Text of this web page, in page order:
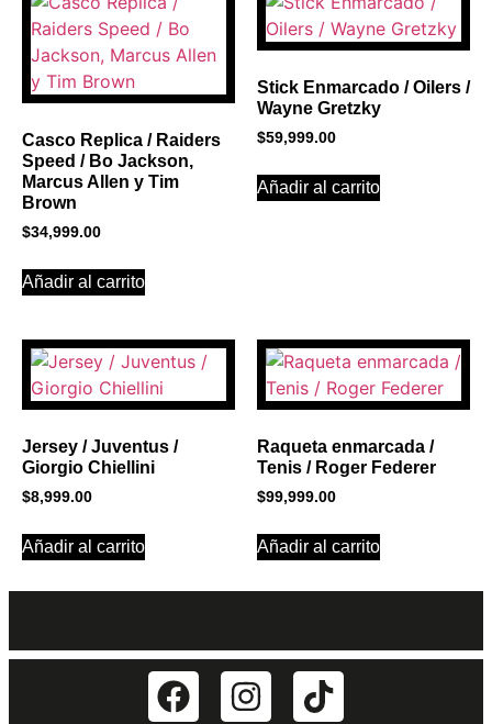
Click Here
Casco Replica / Raiders
Speed / Bo Jackson,
Marcus Allen y Tim
Brown
$34,999.00
Añadir al carrito
Stick Enmarcado / Oilers /
Wayne Gretzky
$59,999.00
Añadir al carrito
Jersey / Juventus /
Giorgio Chiellini
$8,999.00
Añadir al carrito
Raqueta enmarcada /
Tenis / Roger Federer
$99,999.00
Añadir al carrito